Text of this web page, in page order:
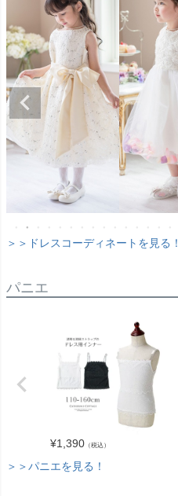
＞＞ドレスコーディネートを見る！
パニエ
¥1,390 （税込）
＞＞パニエを見る！